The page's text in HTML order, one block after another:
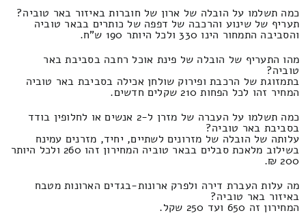
כמה תשלמו על הובלה של ארון של חוברות באיזור באר טוביה?
תעריף של שינוע והרכבה של דפפה של כותרים בבאר טוביה
והסביבה התמחור הינו 330 ולכל היותר 190 ש"ח.
מהו התעריף של הובלה של פינת אוכל רחבה בסביבת באר
טוביה?
בתמזוגת של הרכבת ופירוק שולחן אכילה בסביבת באר טוביה
המחיר זהו לכל הפחות 210 שקלים חדשים.
כמה תשלמו על העברה של מזרן ל-2 אנשים או לחלופין בודד
בסביבת באר טוביה?
עלותה של הובלה של מזרונים לשתיים, יחיד, מזרנים עמינח
בשילוב מלאכת סבלים בבאר טוביה המחירון זהו 260 ולכל היותר
200 ₪.
מה עלות העברת דירה ולפרק ארונות-בגדים הארונות מטבח
באיזור באר טוביה?
המחירון זה 650 ועד 250 שקל.